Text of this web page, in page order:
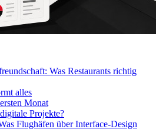
Was Restaurants richtig
alles
Monat
Projekte?
Flughäfen über Interface-Design